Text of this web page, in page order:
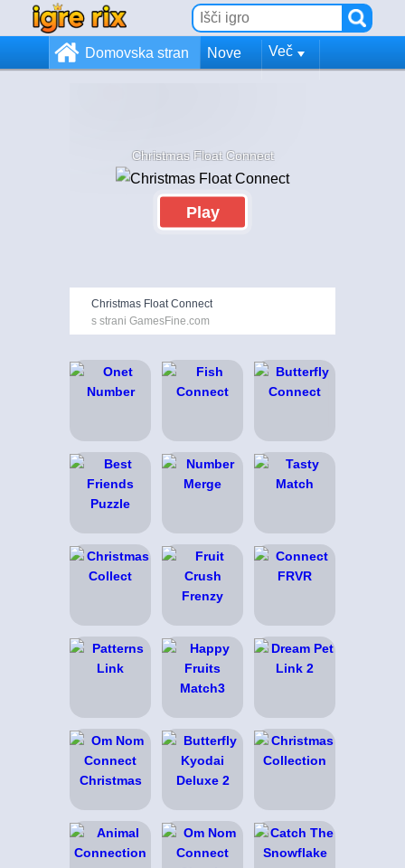
Domovska stran Nove Več
Christmas Float Connect
Play
Christmas Float Connect
s strani GamesFine.com